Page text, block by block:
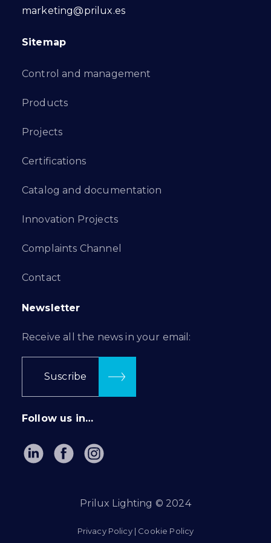
marketing@prilux.es
Sitemap
Control and management
Products
Projects
Certifications
Catalog and documentation
Innovation Projects
Complaints Channel
Contact
Newsletter
Receive all the news in your email:
Suscribe
Follow us in…
Prilux Lighting © 2024
Privacy Policy| Cookie Policy